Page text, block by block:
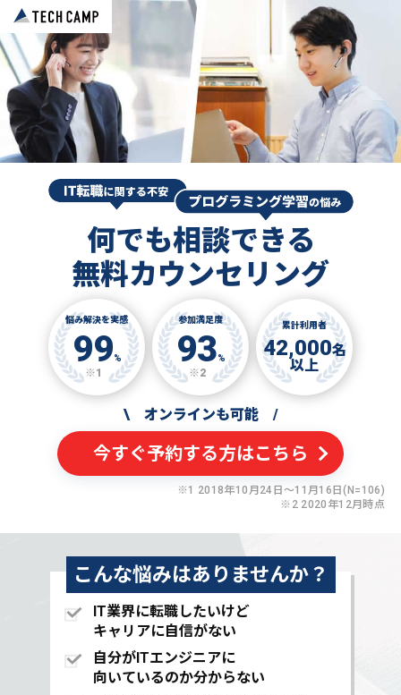
何でも相談できる
無料カウンセリング
悩み解決を実感
99%
※1
参加満足度
93%
※2
累計利用者
42,000名
以上
\ オンラインも可能 /
今すぐ予約する方はこちら
※1 2018年10月24日〜11月16日(N=106)
※2 2020年12月時点
こんな悩みはありませんか？
IT業界に転職したいけど
キャリアに自信がない
自分がITエンジニアに
向いているのか分からない